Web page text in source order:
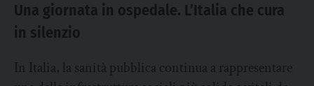
Una giornata in ospedale. L’Italia che cura
in silenzio
In Italia, la sanità pubblica continua a rappresentare